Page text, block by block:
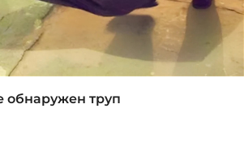
обнаружен труп